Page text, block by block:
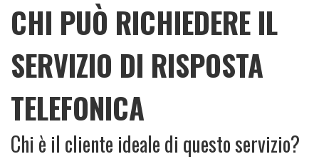
CHI PUÒ RICHIEDERE IL
SERVIZIO DI RISPOSTA
TELEFONICA
Chi è il cliente ideale di questo servizio?